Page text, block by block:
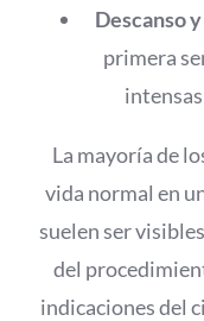
Descanso
primera
La mayoría de
vida normal en
suelen ser
del
indicaciones del